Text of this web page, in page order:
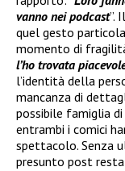
vanno nei podcast”.
quel gesto
momento di
l’ho trovata
l’identità della
mancanza di
possibile famiglia di
entrambi i comici
spettacolo. Senza
presunto post